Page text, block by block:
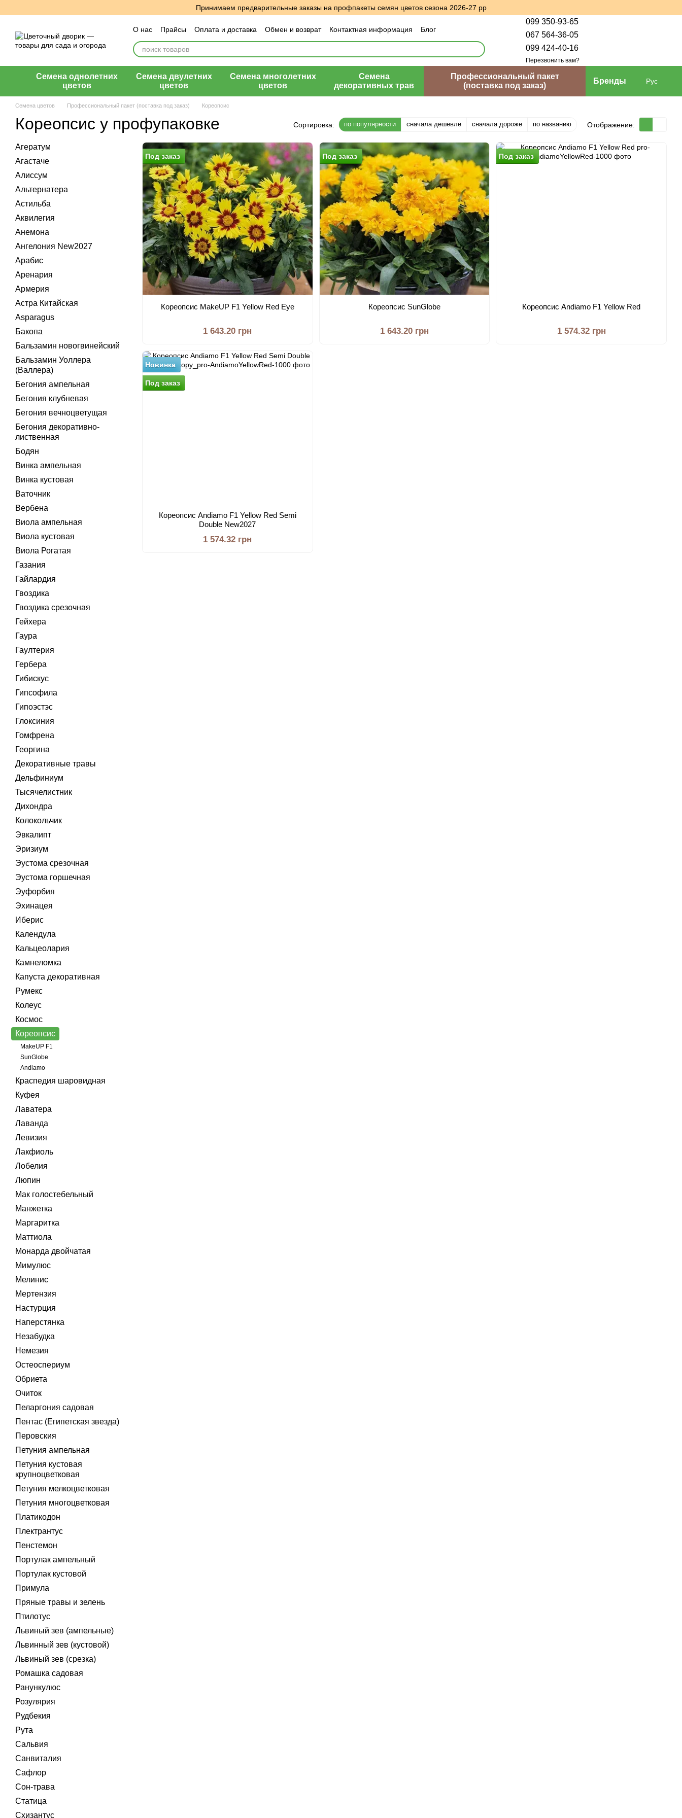
Принимаем предварительные заказы на профпакеты семян цветов сезона 2026-27 рр
О нас Прайсы Оплата и доставка Обмен и возврат Контактная информация
Блог
Пользовательское соглашение
Отзывы о магазине
099 350-93-65
067 564-36-05
099 424-40-16
Перезвонить вам?
Семена однолетних
цветов
Семена двулетних
цветов
Семена многолетних
цветов
Семена
декоративных трав
Профессиональный пакет
(поставка под заказ)
Бренды Рус
Семена цветов Профессиональный пакет (поставка под заказ) Кореопсис
Кореопсис у профупаковке Сортировка: по популярности сначала дешевле сначала дороже по названию Отображение:
Под заказ
Кореопсис MakeUP F1 Yellow Red Eye
1 643.20 грн
Под заказ
Кореопсис SunGlobe
1 643.20 грн
Под заказ
Кореопсис Andiamo F1 Yellow Red
1 574.32 грн
Новинка
Под заказ
Кореопсис Andiamo F1 Yellow Red Semi
Double New2027
1 574.32 грн
Агератум
Агастаче
Алиссум
Альтернатера
Астильба
Аквилегия
Анемона
Ангелония New2027
Арабис
Аренария
Армерия
Астра Китайская
Asparagus
Бакопа
Бальзамин новогвинейский
Бальзамин Уоллера
(Валлера)
Бегония ампельная
Бегония клубневая
Бегония вечноцветущая
Бегония декоративно-
лиственная
Бодян
Винка ампельная
Винка кустовая
Ваточник
Вербена
Виола ампельная
Виола кустовая
Виола Рогатая
Газания
Гайлардия
Гвоздика
Гвоздика срезочная
Гейхера
Гаура
Гаултерия
Гербера
Гибискус
Гипсофила
Гипоэстэс
Глоксиния
Гомфрена
Георгина
Декоративные травы
Дельфиниум
Тысячелистник
Дихондра
Колокольчик
Эвкалипт
Эризиум
Эустома срезочная
Эустома горшечная
Эуфорбия
Эхинацея
Иберис
Календула
Кальцеолария
Камнеломка
Капуста декоративная
Румекс
Колеус
Космос
Кореопсис
MakeUP F1
SunGlobe
Andiamo
Краспедия шаровидная
Куфея
Лаватера
Лаванда
Левизия
Лакфиоль
Лобелия
Люпин
Мак голостебельный
Манжетка
Маргаритка
Маттиола
Монарда двойчатая
Мимулюс
Мелинис
Мертензия
Настурция
Наперстянка
Незабудка
Немезия
Остеоспериум
Обриета
Очиток
Пеларгония садовая
Пентас (Египетская звезда)
Перовския
Петуния ампельная
Петуния кустовая
крупноцветковая
Петуния мелкоцветковая
Петуния многоцветковая
Платикодон
Плектрантус
Пенстемон
Портулак ампельный
Портулак кустовой
Примула
Пряные травы и зелень
Птилотус
Львиный зев (ампельные)
Львинный зев (кустовой)
Львиный зев (срезка)
Ромашка садовая
Ранункулюс
Розулярия
Рудбекия
Рута
Сальвия
Санвиталия
Сафлор
Сон-трава
Статица
Схизантус